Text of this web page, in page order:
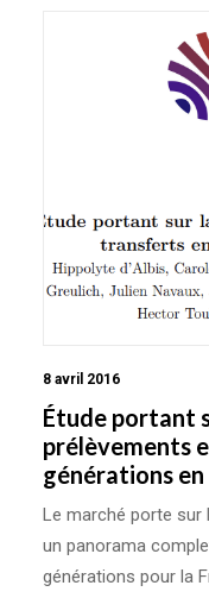
8 avril 2016
Étude portant
prélèvements
générations en
Le marché porte sur
un panorama
générations pour la